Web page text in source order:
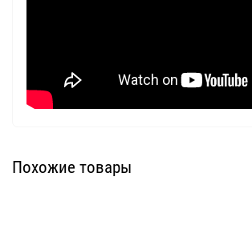
Похожие товары